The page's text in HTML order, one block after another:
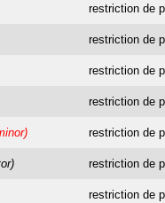
restriction de
restriction de
restriction de
restriction de
restriction de
restriction de
restriction de